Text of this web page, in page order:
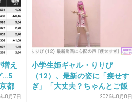
て必ず絆創膏なしでは履け
バンドエイドのまめ防止の
ンが効いてます
のでブーツやハイカットの
分 児童の両親は「軽過ぎ
る」「全く納得できない」
え
…5
都
8月7日
小学生姫ギャル・りりぴ
（12）、最新の姿に「痩せす
ぎ」「大丈夫？ちゃんとご飯
食べてね」など心配の声2026年8月8日